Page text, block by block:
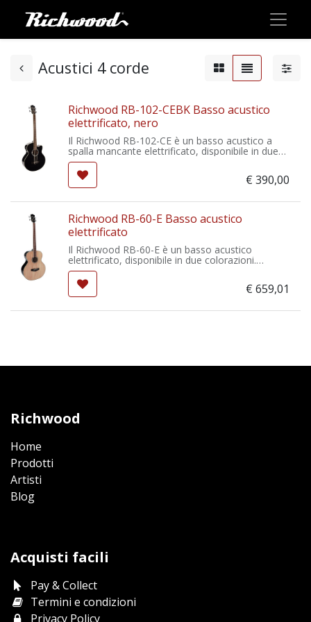
Acustici 4 corde
Richwood RB-102-CEBK Basso acustico
elettrificato, nero
Il Richwood RB-102-CE è un basso acustico a
spalla mancante elettrificato, disponibile in due
colorazioni. Equipaggiato con meccaniche die
cast. Dotato di sistema di elettrificazione con
equalizzatore a 4 bande. € 390,00
Richwood RB-60-E Basso acustico
elettrificato
Il Richwood RB-60-E è un basso acustico
elettrificato, disponibile in due colorazioni.
Equipaggiato con meccaniche die cast. Dotato di
sistema di preamplificazione con equalizzatore a
4 bande. € 659,01
Richwood
Home
Prodotti​
Artisti
Blog
Acquisti facili
Pay & Collect
Termini e condizioni
Privacy Policy